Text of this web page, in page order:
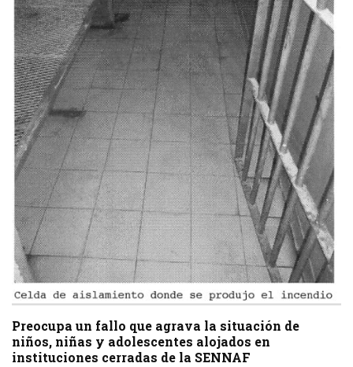
Preocupa un fallo que agrava la situación de
niños, niñas y adolescentes alojados en
instituciones cerradas de la SENNAF